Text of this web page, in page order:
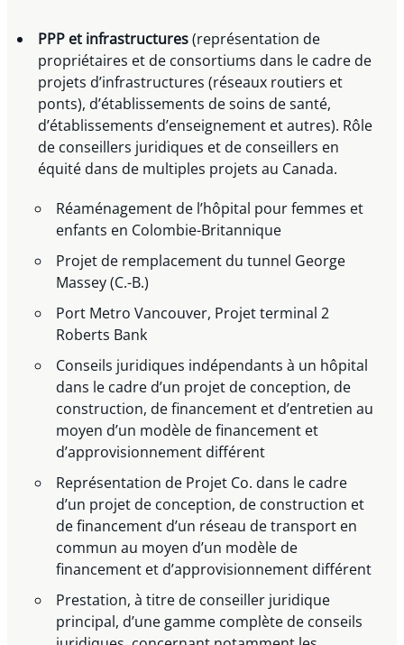
PPP et infrastructures(représentation de
propriétaires et de consortiums dans le cadre de
projets d’infrastructures (réseaux routiers et
ponts), d’établissements de soins de santé,
d’établissements d’enseignement et autres). Rôle
de conseillers juridiques et de conseillers en
équité dans de multiples projets au Canada.
Réaménagement de l’hôpital pour femmes et
enfants en Colombie-Britannique
Projet de remplacement du tunnel George
Massey (C.-B.)
Port Metro Vancouver, Projet terminal 2
Roberts Bank
Conseils juridiques indépendants à un hôpital
dans le cadre d’un projet de conception, de
construction, de financement et d’entretien au
moyen d’un modèle de financement et
d’approvisionnement différent
Représentation de Projet Co. dans le cadre
d’un projet de conception, de construction et
de financement d’un réseau de transport en
commun au moyen d’un modèle de
financement et d’approvisionnement différent
Prestation, à titre de conseiller juridique
principal, d’une gamme complète de conseils